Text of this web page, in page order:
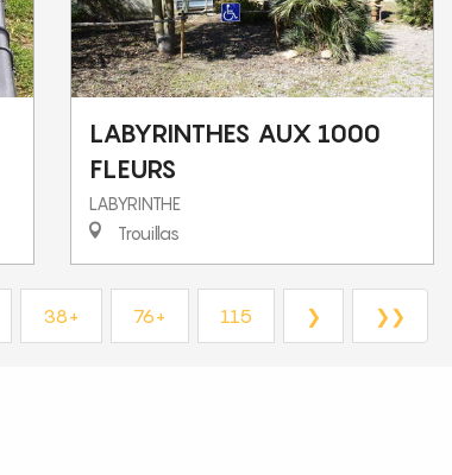
LABYRINTHES AUX 1000
FLEURS
LABYRINTHE
Trouillas
38+ 76+ 115 ❯ ❯❯